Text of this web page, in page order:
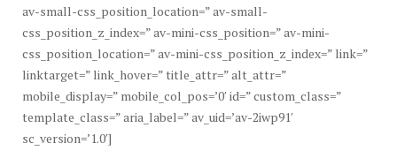
av-small-css_position_location=” av-small-
css_position_z_index=” av-mini-css_position=” av-mini-
css_position_location=” av-mini-css_position_z_index=” link=”
linktarget=” link_hover=” title_attr=” alt_attr=”
mobile_display=” mobile_col_pos=’0′ id=” custom_class=”
template_class=” aria_label=” av_uid=’av-2iwp91′
sc_version=’1.0′]